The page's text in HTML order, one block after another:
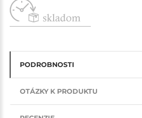
PODROBNOSTI
OTÁZKY K PRODUKTU